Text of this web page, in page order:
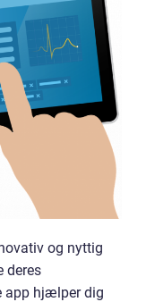
og nyttig
deres
app hjælper dig